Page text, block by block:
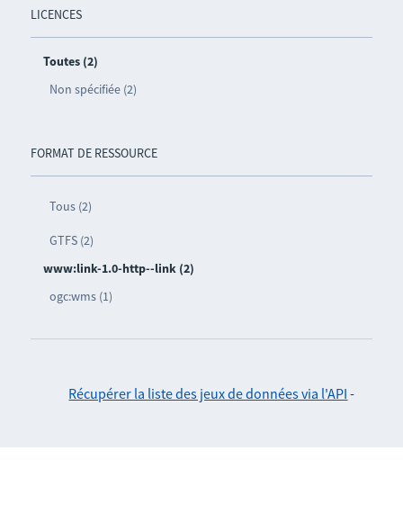
LICENCES
Toutes (2)
Non spécifiée (2)
FORMAT DE RESSOURCE
Tous (2)
GTFS (2)
www:link-1.0-http--link (2)
ogc:wms (1)
Récupérer la liste des jeux de données via l'API -